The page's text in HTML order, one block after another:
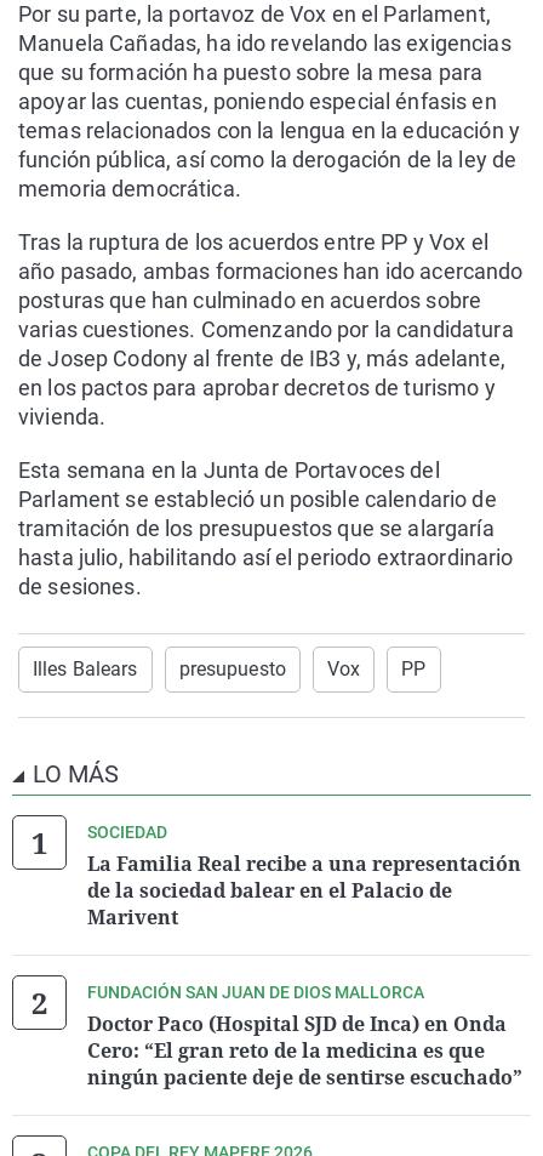
Por su parte, la portavoz de Vox en el Parlament,
Manuela Cañadas, ha ido revelando las exigencias
que su formación ha puesto sobre la mesa para
apoyar las cuentas, poniendo especial énfasis en
temas relacionados con la lengua en la educación y
función pública, así como la derogación de la ley de
memoria democrática.
Tras la ruptura de los acuerdos entre PP y Vox el
año pasado, ambas formaciones han ido acercando
posturas que han culminado en acuerdos sobre
varias cuestiones. Comenzando por la candidatura
de Josep Codony al frente de IB3 y, más adelante,
en los pactos para aprobar decretos de turismo y
vivienda.
Esta semana en la Junta de Portavoces del
Parlament se estableció un posible calendario de
tramitación de los presupuestos que se alargaría
hasta julio, habilitando así el periodo extraordinario
de sesiones.
Illes Balears presupuesto Vox PP
LO MÁS
SOCIEDAD
La Familia Real recibe a una representación
de la sociedad balear en el Palacio de
Marivent
FUNDACIÓN SAN JUAN DE DIOS MALLORCA
Doctor Paco (Hospital SJD de Inca) en Onda
Cero: “El gran reto de la medicina es que
ningún paciente deje de sentirse escuchado”